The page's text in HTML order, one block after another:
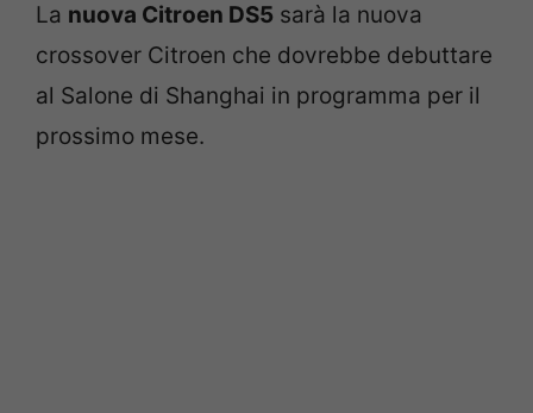
La nuova Citroen DS5 sarà la nuova
crossover Citroen che dovrebbe debuttare
al Salone di Shanghai in programma per il
prossimo mese.